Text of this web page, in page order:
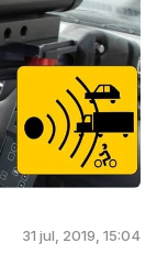
31 jul, 2019, 15:04